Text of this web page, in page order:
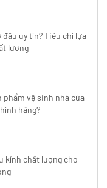
đâu uy tín? Tiêu chí lựa
lượng
phẩm vệ sinh nhà cửa
hãng?
kính chất lượng cho